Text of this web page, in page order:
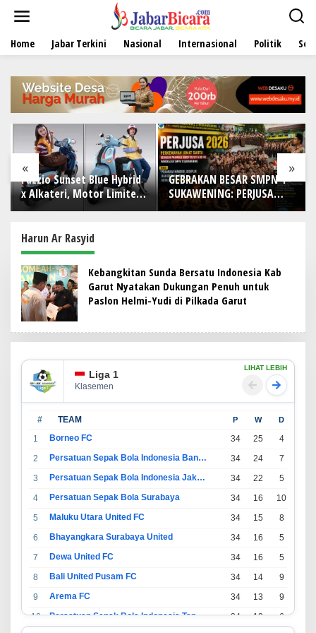
t
Home Jabar Terkini Nasional Internasional Politik
« »
Fazzio Sunset Blue Hybrid
x Alkateri, Motor Limited
Edition Buat Nyempurnain
GEBRAKAN BESAR SMPN 1
SUKAWENING: PERJUSA
2026 TEMPA KARAKTER,
Harun Ar Rasyid
Kebangkitan Sunda Bersatu Indonesia Kab
Garut Nyatakan Dukungan Penuh untuk
Paslon Helmi-Yudi di Pilkada Garut
Liga 1
Klasemen
LIHAT LEBIH
# TEAM P W D
1 Borneo FC 34 25 4
2
Persatuan Sepak Bola Indonesia Bandung 34 24 7
3
Persatuan Sepak Bola Indonesia Jakarta 34 22 5
4
Persatuan Sepak Bola Surabaya 34 16 10
5
Maluku Utara United FC 34 15 8
6
Bhayangkara Surabaya United 34 16 5
7
Dewa United FC 34 16 5
8
Bali United Pusam FC 34 14 9
9
Arema FC 34 13 9
10
Persatuan Sepak Bola Indonesia Tangerang 34 13 6